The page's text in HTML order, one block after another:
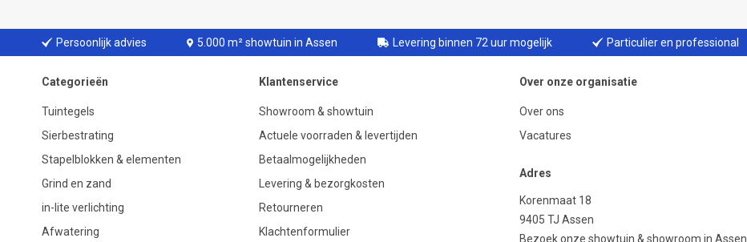
Persoonlijk advies 5.000 m² showtuin in Assen Levering binnen 72 uur mogelijk Particulier en professional
Categorieën
Tuintegels
Sierbestrating
Stapelblokken & elementen
Grind en zand
in-lite verlichting
Afwatering
Klantenservice
Showroom & showtuin
Actuele voorraden & levertijden
Betaalmogelijkheden
Levering & bezorgkosten
Retourneren
Klachtenformulier
Over onze organisatie
Over ons
Vacatures
Adres
Korenmaat 18
9405 TJ Assen
Bezoek onze showtuin & showroom in Assen